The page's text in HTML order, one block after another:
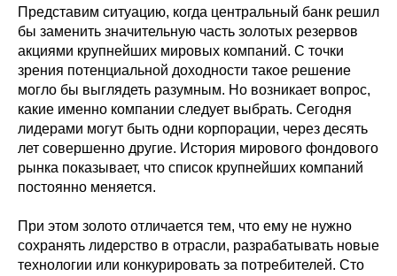
Представим ситуацию, когда центральный банк решил
бы заменить значительную часть золотых резервов
акциями крупнейших мировых компаний. С точки
зрения потенциальной доходности такое решение
могло бы выглядеть разумным. Но возникает вопрос,
какие именно компании следует выбрать. Сегодня
лидерами могут быть одни корпорации, через десять
лет совершенно другие. История мирового фондового
рынка показывает, что список крупнейших компаний
постоянно меняется.
При этом золото отличается тем, что ему не нужно
сохранять лидерство в отрасли, разрабатывать новые
технологии или конкурировать за потребителей. Сто